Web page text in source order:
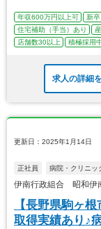
年収600万円以上可 新
住宅補助（手当）あり
店舗数30以上
積極採用
求人の詳細
更新日：2025年1月14日
正社員 病院・クリニッ
伊南行政組合 昭和伊
【長野県駒ヶ
取得実績あり♪